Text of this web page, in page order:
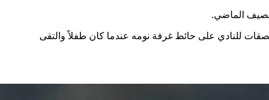
بعد أن كان قد وضع ملصقات للنادي على حائط غرفة نومه عندما كان طفلاً والتقى